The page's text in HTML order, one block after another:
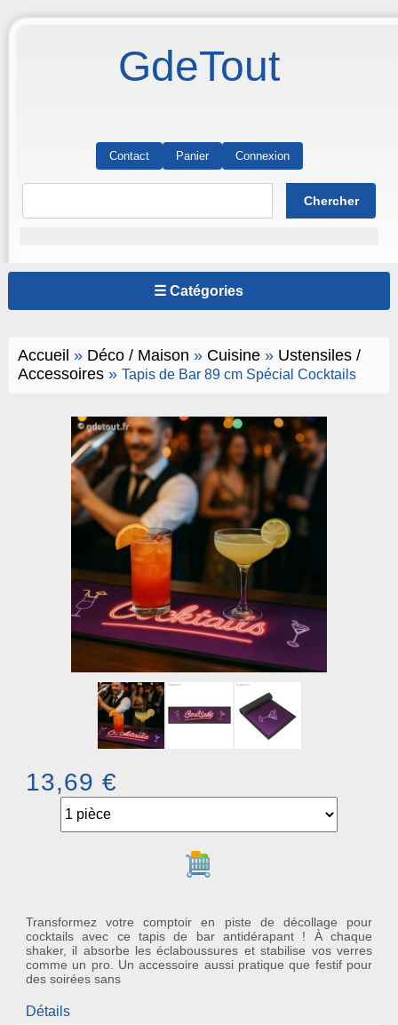
GdeTout
Contact Panier Connexion
☰ Catégories
Accueil » Déco / Maison » Cuisine» Ustensiles /
Accessoires» Tapis de Bar 89 cm Spécial Cocktails
13,69 €
Ajouter au panier
Transformez votre comptoir en piste de décollage pour
cocktails avec ce tapis de bar antidérapant ! À chaque
shaker, il absorbe les éclaboussures et stabilise vos verres
comme un pro. Un accessoire aussi pratique que festif pour
des soirées sans
Détails